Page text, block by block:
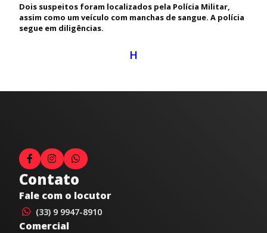
Dois suspeitos foram localizados pela Polícia Militar,
assim como um veículo com manchas de sangue. A polícia
segue em diligências.
H
Contato
Fale com o locutor
(33) 9 9947-8910
Comercial